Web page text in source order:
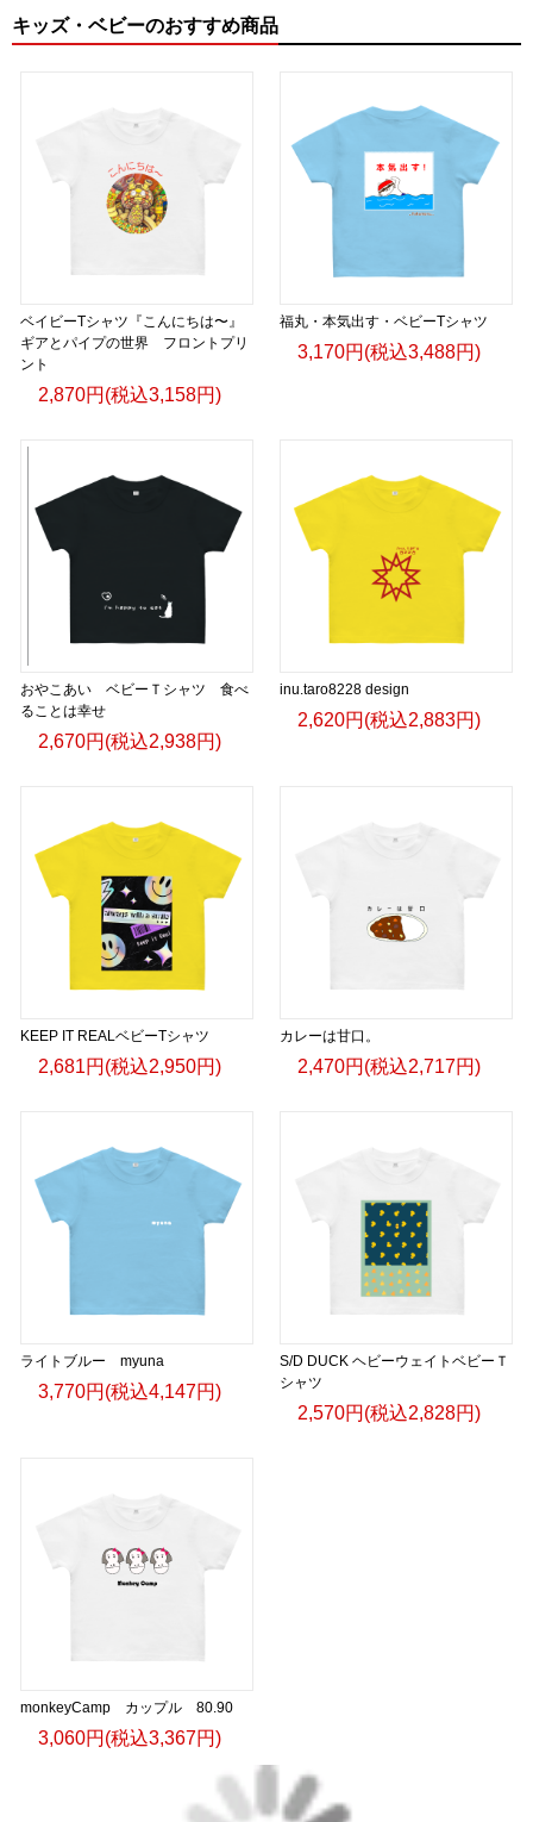
キッズ・ベビーのおすすめ商品
ベイビーTシャツ『こんにちは〜』
ギアとパイプの世界 フロントプリ
ント
2,870円(税込3,158円)
福丸・本気出す・ベビーTシャツ
3,170円(税込3,488円)
おやこあい ベビーＴシャツ 食べ
ることは幸せ
2,670円(税込2,938円)
inu.taro8228 design
2,620円(税込2,883円)
KEEP IT REALベビーTシャツ
2,681円(税込2,950円)
カレーは甘口。
2,470円(税込2,717円)
ライトブルー myuna
3,770円(税込4,147円)
S/D DUCK ヘビーウェイトベビーＴ
シャツ
2,570円(税込2,828円)
monkeyCamp カップル 80.90
3,060円(税込3,367円)